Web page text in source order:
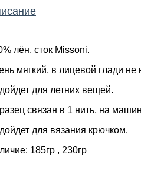
лён, сток Missoni.
мягкий, в лицевой глади не
для летних вещей.
связан в 1 нить, на
для вязания крючком.
185гр , 230гр